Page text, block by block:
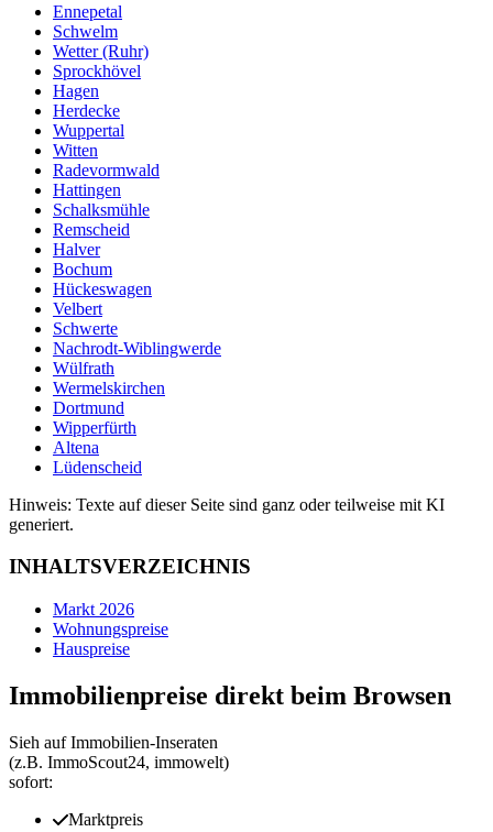
Ennepetal
Schwelm
Wetter (Ruhr)
Sprockhövel
Hagen
Herdecke
Wuppertal
Witten
Radevormwald
Hattingen
Schalksmühle
Remscheid
Halver
Bochum
Hückeswagen
Velbert
Schwerte
Nachrodt-Wiblingwerde
Wülfrath
Wermelskirchen
Dortmund
Wipperfürth
Altena
Lüdenscheid
Hinweis: Texte auf dieser Seite sind ganz oder teilweise mit KI
generiert.
INHALTSVERZEICHNIS
Markt 2026
Wohnungspreise
Hauspreise
Immobilienpreise direkt beim Browsen
Sieh auf Immobilien‑Inseraten
(z.B. ImmoScout24, immowelt)
sofort:
Marktpreis